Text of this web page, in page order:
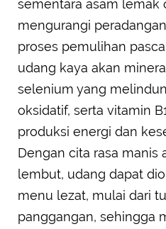
sementara asam lemak
mengurangi
proses pemulihan
udang kaya akan
selenium yang
oksidatif, serta vitamin
produksi energi dan
Dengan cita rasa manis
lembut, udang dapat
menu lezat, mulai dari
panggangan, sehingga